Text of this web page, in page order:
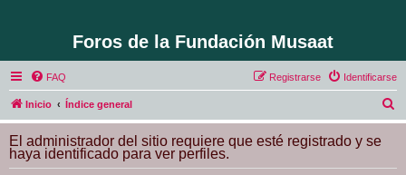
Foros de la Fundación Musaat
FAQ Identificarse
Registrarse
Inicio Índice general
u
c
El administrador del sitio requiere que esté registrado y se
haya identificado para ver perfiles.